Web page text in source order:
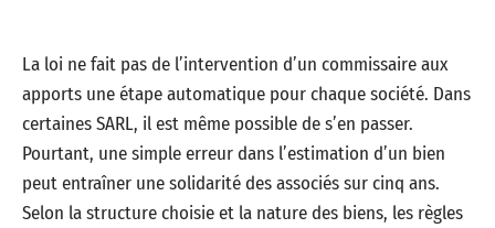
La loi ne fait pas de l’intervention d’un commissaire aux
apports une étape automatique pour chaque société. Dans
certaines SARL, il est même possible de s’en passer.
Pourtant, une simple erreur dans l’estimation d’un bien
peut entraîner une solidarité des associés sur cinq ans.
Selon la structure choisie et la nature des biens, les règles